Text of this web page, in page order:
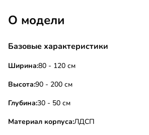
О модели
Базовые характеристики
Ширина:80 - 120 см
Высота:90 - 200 см
Глубина:30 - 50 см
Материал корпуса:ЛДСП